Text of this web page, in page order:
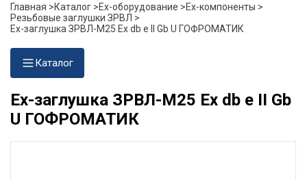
Главная >Каталог >Ex-оборудование >Ex-компоненты >
Резьбовые заглушки ЗРВЛ >
Ex-заглушка ЗРВЛ-М25 Ех db e II Gb U ГОФРОМАТИК
Каталог
Ex-заглушка ЗРВЛ-М25 Ех db e II Gb
U ГОФРОМАТИК